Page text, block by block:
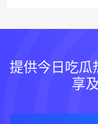
提供今日吃瓜
享